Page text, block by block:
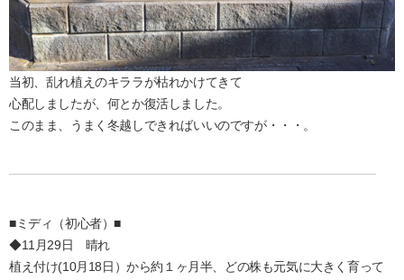
当初、乱れ植えのキララが枯れかけてきて
心配しましたが、何とか復活しました。
このまま、うまく冬越しできればいいのですが・・・。
■ミディ（初心者）■
◆11月29日 晴れ
植え付け(10月18日）から約１ヶ月半、どの株も元気に大きく育って